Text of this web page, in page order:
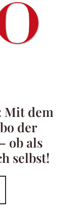
Mit dem
der
ob als
selbst!